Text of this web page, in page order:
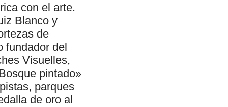
con el arte.
Blanco y
de
fundador del
Visuelles,
pintado»
parques
de oro al